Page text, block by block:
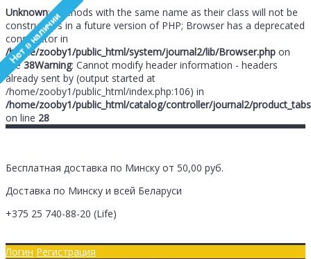
Unknown: Methods with the same name as their class will not be
constructors in a future version of PHP; Browser has a deprecated
constructor in
/home/zooby1/public_html/system/journal2/lib/Browser.php on
line38Warning: Cannot modify header information - headers
already sent by (output started at
/home/zooby1/public_html/index.php:106) in
/home/zooby1/public_html/catalog/controller/journal2/
on line 28
Бесплатная доставка по Минску от 50,00 руб.
Доставка по Минску и всей Беларуси
+375 25 740-88-20 (Life)
Логин Регистрация